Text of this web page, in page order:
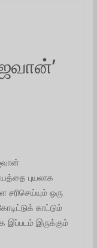
புயலாக
சரிசெய்யும் ஒரு
காட்டும்
இப்படம் இருக்கும்